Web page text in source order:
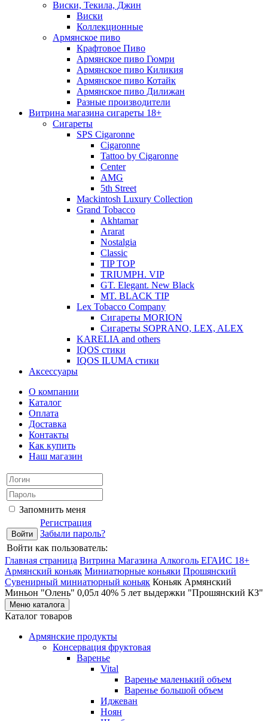
Виски, Текила, Джин
Виски
Коллекционные
Армянское пиво
Крафтовое Пиво
Армянское пиво Гюмри
Армянское пиво Киликия
Армянское пиво Котайк
Армянское пиво Дилижан
Разные производители
Витрина магазина сигареты 18+
Cигареты
SPS Cigaronne
Сigaronne
Tattoo by Cigaronne
Center
AMG
5th Street
Mackintosh Luxury Collection
Grand Tobacco
Akhtamar
Ararat
Nostalgia
Classic
TIP TOP
TRIUMPH. VIP
GT. Elegant. New Black
MT. BLACK TIP
Lex Tobacco Company
Сигареты MORION
Сигареты SOPRANO, LEX, ALEX
KARELIA and others
IQOS стики
IQOS ILUMA стики
Аксессуары
О компании
Каталог
Оплата
Доставка
Контакты
Как купить
Наш магазин
Запомнить меня
Регистрация
Забыли пароль?
Войти как пользователь:
Главная страница Витрина Магазина Алкоголь ЕГАИС 18+
Армянский коньяк Миниатюрные коньяки Прошянский
Сувенирный миниатюрный коньяк Коньяк Армянский
Миньон "Олень" 0,05л 40% 5 лет выдержки "Прошянский КЗ"
Меню каталога
Каталог товаров
Армянские продукты
Консервация фруктовая
Варенье
Vital
Варенье маленький объем
Варенье большой объем
Иджеван
Ноян